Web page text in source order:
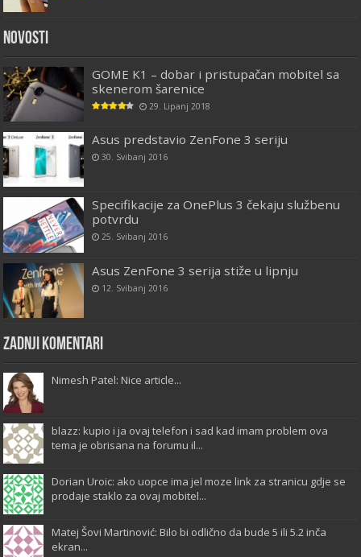
Novosti
GOME K1 – dobar i pristupačan mobitel sa
skenerom šarenice
29. Lipanj 2018
Asus predstavio ZenFone 3 seriju
30. Svibanj 2016
Specifikacije za OnePlus 3 čekaju službenu
potvrdu
25. Svibanj 2016
Asus ZenFone 3 serija stiže u lipnju
12. Svibanj 2016
Zadnji komentari
Nimesh Patel: Nice article...
blazz: kupio i ja ovaj telefon i sad kad imam problem ova
tema je obrisana na forumu il...
Dorian Uroic: ako uopce ima jel moze link za stranicu gdje se
prodaje staklo za ovaj mobitel...
Matej Šovi Martinović: Bilo bi odlično da bude 5 ili 5.2 inča
ekran...